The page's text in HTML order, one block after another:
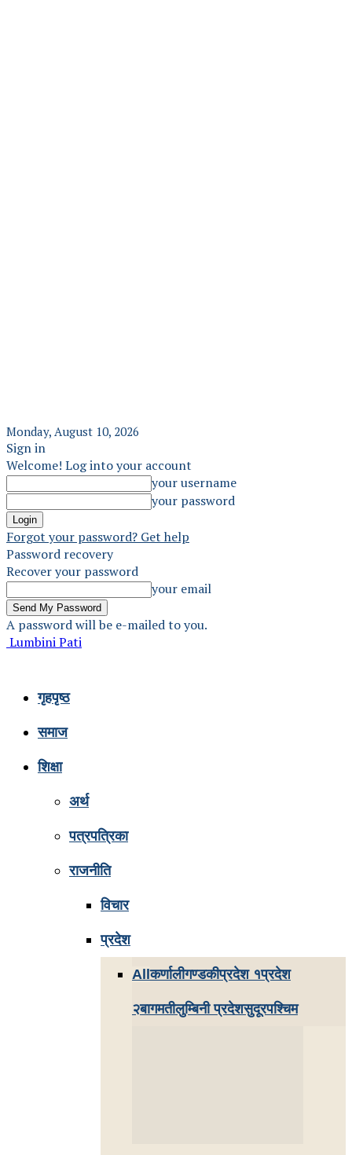
Monday, August 10, 2026
Sign in
Welcome! Log into your account
your username
your password
Forgot your password? Get help
Password recovery
Recover your password
your email
A password will be e-mailed to you.
Lumbini Pati
गृहपृष्ठ
समाज
शिक्षा
अर्थ
पत्रपत्रिका
राजनीति
विचार
प्रदेश
Allकर्णालीगण्डकीप्रदेश १प्रदेश
२बागमतीलुम्बिनी प्रदेशसुदूरपश्चिम